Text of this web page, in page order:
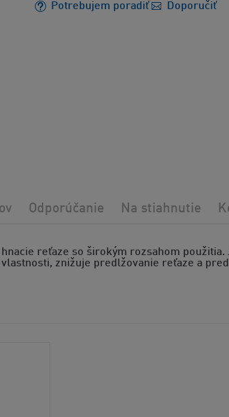
Potrebujem poradiť
Doporučiť
reťaze so širokým rozsahom použitia.
znižuje predlžovanie reťaze a
Odporúčanie Na stiahnutie